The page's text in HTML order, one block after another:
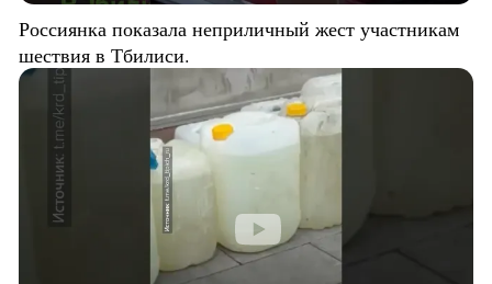
Россиянка показала неприличный жест участникам
шествия в Тбилиси.